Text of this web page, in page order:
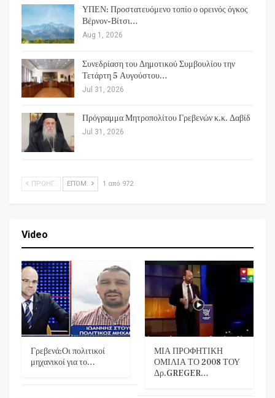
ΥΠΕΝ: Προστατευόμενο τοπίο ο ορεινός όγκος
Βέρνον-Βίτσι…
Aug 1, 2026
Συνεδρίαση του Δημοτικού Συμβουλίου την
Τετάρτη 5 Αυγούστου…
Jul 31, 2026
Πρόγραμμα Μητροπολίτου Γρεβενών κ.κ. Δαβίδ
Jul 31, 2026
ΠΡΟΗΓ. ΕΠΌΜ. 1 από 972
Video
Γρεβενά:Οι πολιτικοί
μηχανικοί για το…
ΜΙΑ ΠΡΟΦΗΤΙΚΗ
ΟΜΙΛΙΑ ΤΟ 2008 ΤΟΥ
Δρ.GREGER…